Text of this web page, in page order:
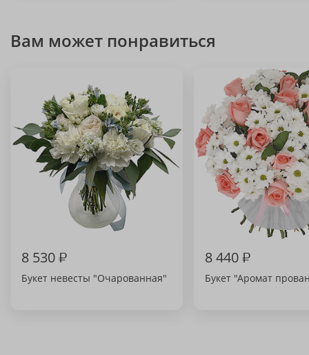
Вам может понравиться
8 530₽
Букет невесты "Очарованная"
8 440₽
Букет "Аромат